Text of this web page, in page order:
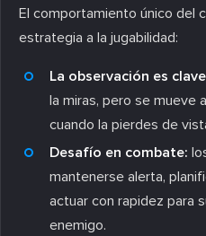
El comportamiento único del
estrategia a la jugabilidad:
La observación es
la miras, pero se mueve
cuando la pierdes de
Desafío en combate:
mantenerse alerta,
actuar con rapidez para
enemigo.